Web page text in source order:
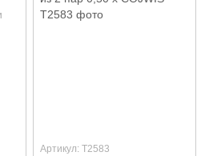
Артикул: T2583